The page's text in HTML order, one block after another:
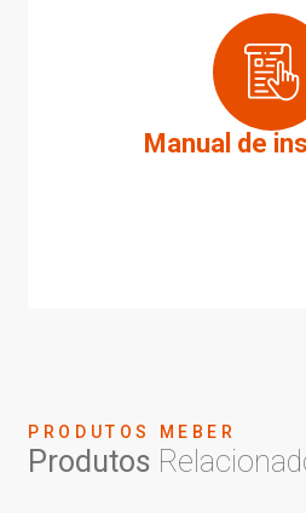
Manual de
PRODUTOS MEBER
Produtos